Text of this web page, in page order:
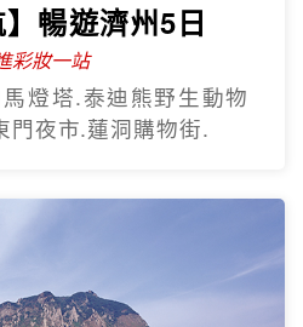
】暢遊濟州5日
彩妝一站
燈塔.泰迪熊野生動物
門夜市.蓮洞購物街.